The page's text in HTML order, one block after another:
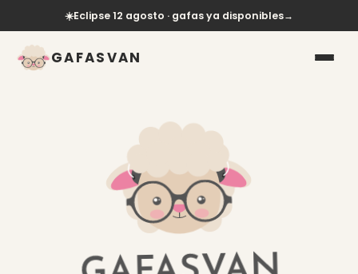
☀️Eclipse 12 agosto · gafas ya disponibles→
GAFASVAN